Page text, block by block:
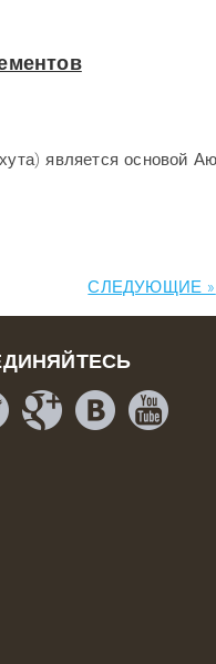
является основой
СЛЕДУЮЩИЕ »